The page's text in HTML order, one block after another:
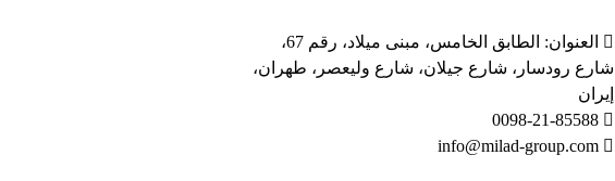
العنوان: الطابق الخامس، مبنى ميلاد، رقم 67،
شارع رودسار، شارع جيلان، شارع وليعصر، طهران،
إيران
0098-21-85588
info@milad-group.com